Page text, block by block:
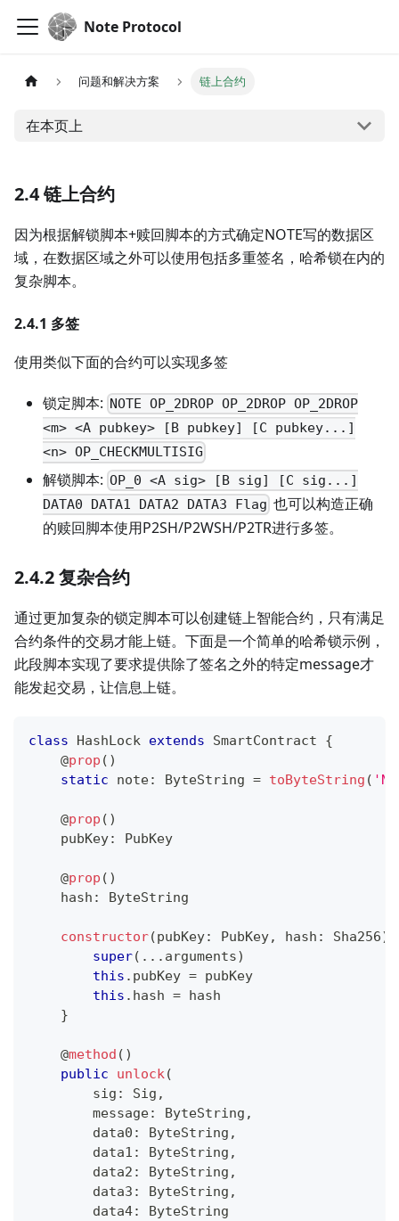
Note Protocol
问题和解决方案 链上合约
在本页上
2.4 链上合约
因为根据解锁脚本+赎回脚本的方式确定NOTE写的数据区
域，在数据区域之外可以使用包括多重签名，哈希锁在内的
复杂脚本。
2.4.1 多签
使用类似下面的合约可以实现多签
锁定脚本: NOTE OP_2DROP OP_2DROP OP_2DROP
<m> <A pubkey> [B pubkey] [C pubkey...]
<n> OP_CHECKMULTISIG
解锁脚本: OP_0 <A sig> [B sig] [C sig...]
DATA0 DATA1 DATA2 DATA3 Flag 也可以构造正确
的赎回脚本使用P2SH/P2WSH/P2TR进行多签。
2.4.2 复杂合约
通过更加复杂的锁定脚本可以创建链上智能合约，只有满足
合约条件的交易才能上链。下面是一个简单的哈希锁示例，
此段脚本实现了要求提供除了签名之外的特定message才
能发起交易，让信息上链。
class HashLock extends SmartContract
{
@prop ( )
static note: ByteString = toByteString (
@prop ( )
    pubKey
: PubKey
@prop ( )
    hash
: ByteString
constructor(pubKey: PubKey, hash : Sha256)
super( ... arguments)
this . pubKey = pubKey
this . hash = hash
}
@method ( )
public
unlock(
        sig
: Sig ,
        message
: ByteString ,
        data0
: ByteString ,
        data1
: ByteString ,
        data2
: ByteString ,
        data3
: ByteString ,
        data4
:
ByteString